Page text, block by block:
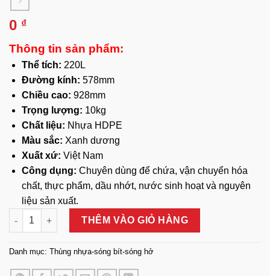
0 ₫
Thông tin sản phẩm:
Thể tích: 220L
Đường kính: 578mm
Chiều cao: 928mm
Trọng lượng: 10kg
Chất liệu: Nhựa HDPE
Màu sắc: Xanh dương
Xuất xứ: Việt Nam
Công dụng: Chuyên dùng để chứa, vận chuyển hóa
chất, thực phẩm, dầu nhớt, nước sinh hoạt và nguyên
liệu sản xuất.
Thùng Phuy Nhựa 220L số lượng
THÊM VÀO GIỎ HÀNG
Danh mục: Thùng nhựa-sóng bít-sóng hở